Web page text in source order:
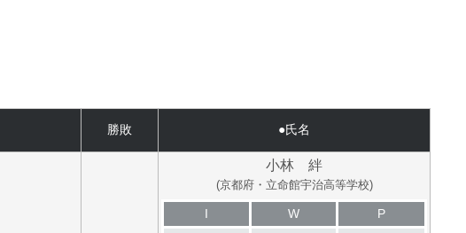
勝敗 ●氏名
小林 絆
(京都府・立命館宇治高等学校)
I W P